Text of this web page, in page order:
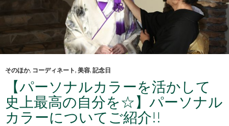
そのほか, コーディネート, 美容, 記念日
【パーソナルカラーを活かして
史上最高の自分を☆】パーソナル
カラーについてご紹介!!